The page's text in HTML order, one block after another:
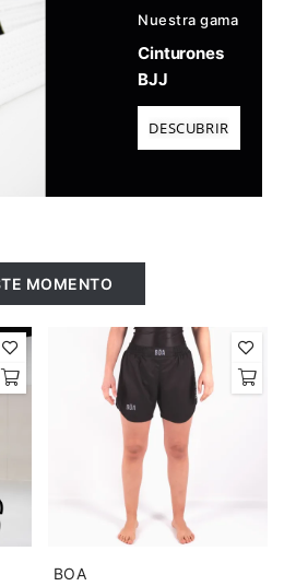
Nuestra gama
Cinturones
BJJ
DESCUBRIR
MOMENTO
BOA